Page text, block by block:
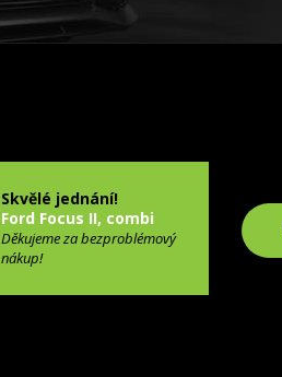
Skvělé jednání!
Ford Focus II, combi
Děkujeme za bezproblémový
nákup!